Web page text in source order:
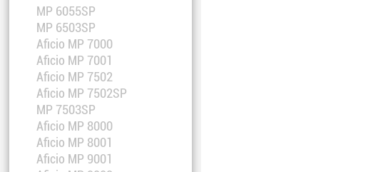
MP 6055SP
MP 6503SP
Aficio MP 7000
Aficio MP 7001
Aficio MP 7502
Aficio MP 7502SP
MP 7503SP
Aficio MP 8000
Aficio MP 8001
Aficio MP 9001